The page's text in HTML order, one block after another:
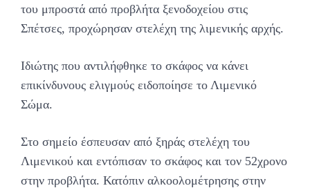
του μπροστά από προβλήτα ξενοδοχείου στις
Σπέτσες, προχώρησαν στελέχη της λιμενικής αρχής.
Ιδιώτης που αντιλήφθηκε το σκάφος να κάνει
επικίνδυνους ελιγμούς ειδοποίησε το Λιμενικό
Σώμα.
Στο σημείο έσπευσαν από ξηράς στελέχη του
Λιμενικού και εντόπισαν το σκάφος και τον 52χρονο
στην προβλήτα. Κατόπιν αλκοολομέτρησης στην